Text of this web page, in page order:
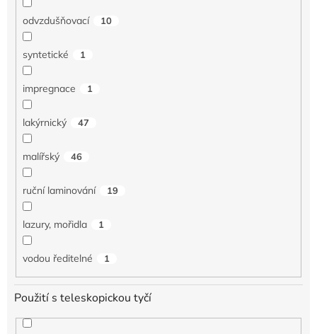
odvzdušňovací 10
syntetické 1
impregnace 1
lakýrnický 47
malířský 46
ruční laminování 19
lazury, mořidla 1
vodou ředitelné 1
Použití s teleskopickou tyčí